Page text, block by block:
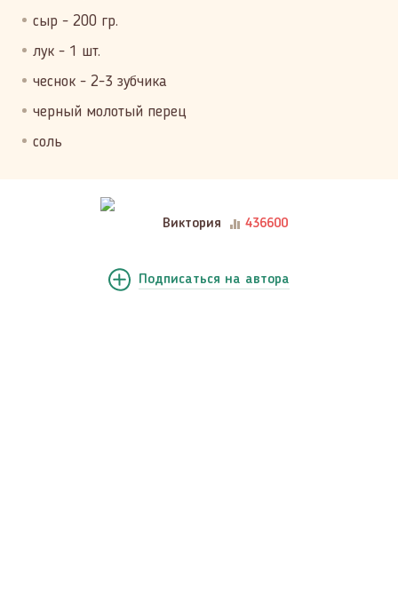
сыр - 200 гр.
лук - 1 шт.
чеснок - 2-3 зубчика
черный молотый перец
соль
Виктория 436600
Подписаться на автора